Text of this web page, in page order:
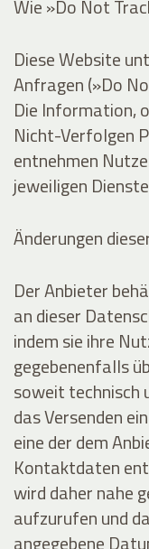
Wie »Do Not
Diese Website
Anfragen (»Do
Die Information,
Nicht-Verfolgen
entnehmen
jeweiligen
Änderungen
Der Anbieter
an dieser
indem sie ihre
gegebenenfalls
soweit technisch
das Versenden
eine der dem
Kontaktdaten
wird daher nahe
aufzurufen und
angegebene